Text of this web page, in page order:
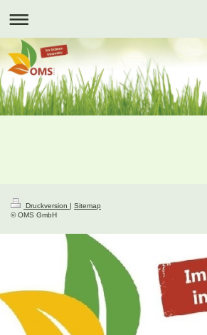
Druckversion | Sitemap
© OMS GmbH